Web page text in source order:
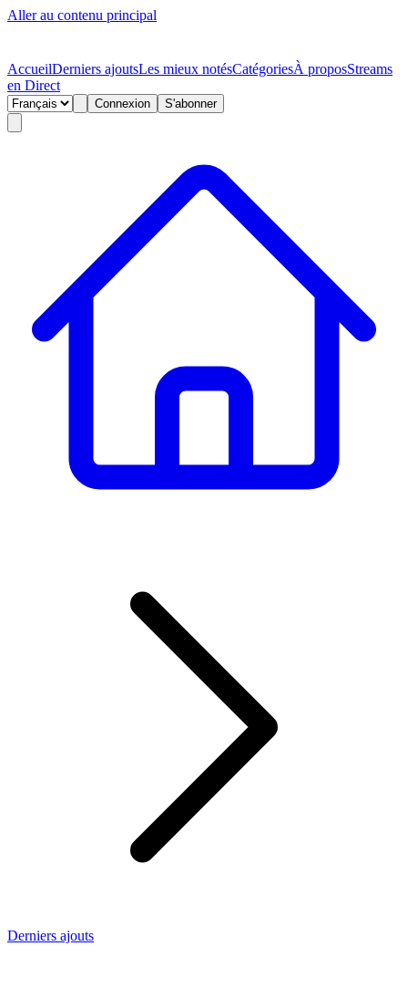
Aller au contenu principal
AccueilDerniers ajoutsLes mieux notésCatégoriesÀ proposStreams
en Direct
Connexion S'abonner
Derniers ajouts